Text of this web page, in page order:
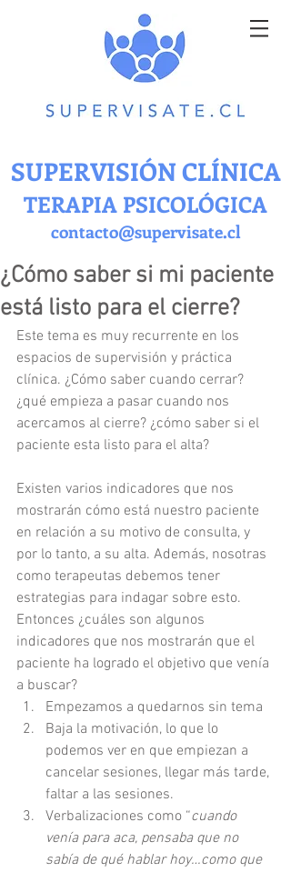
SUPERVISIÓN CLÍNICA
TERAPIA PSICOLÓGICA
contacto@supervisate.cl
¿Cómo saber si mi paciente
está listo para el cierre?
Este tema es muy recurrente en los
espacios de supervisión y práctica
clínica. ¿Cómo saber cuando cerrar?
¿qué empieza a pasar cuando nos
acercamos al cierre? ¿cómo saber si el
paciente esta listo para el alta?
Existen varios indicadores que nos
mostrarán cómo está nuestro paciente
en relación a su motivo de consulta, y
por lo tanto, a su alta. Además, nosotras
como terapeutas debemos tener
estrategias para indagar sobre esto.
Entonces ¿cuáles son algunos
indicadores que nos mostrarán que el
paciente ha logrado el objetivo que venía
a buscar?
Empezamos a quedarnos sin tema
Baja la motivación, lo que lo
podemos ver en que empiezan a
cancelar sesiones, llegar más tarde,
faltar a las sesiones.
Verbalizaciones como “cuando
venía para aca, pensaba que no
sabía de qué hablar hoy…como que